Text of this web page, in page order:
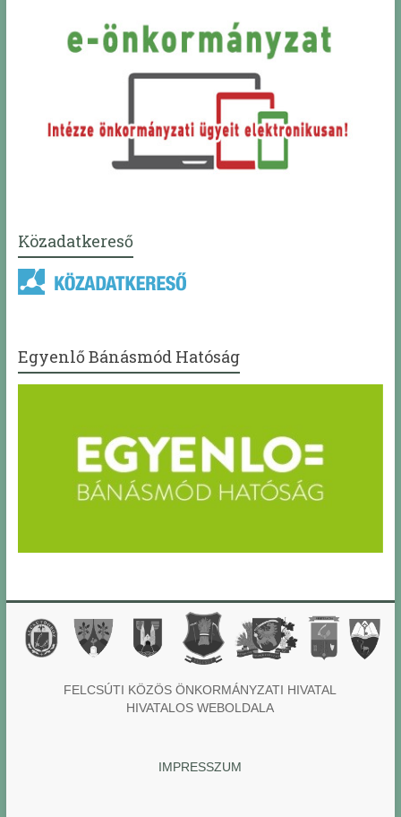
Közadatkereső
Egyenlő Bánásmód Hatóság
FELCSÚTI KÖZÖS ÖNKORMÁNYZATI HIVATAL
HIVATALOS WEBOLDALA
IMPRESSZUM